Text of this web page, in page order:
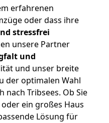
erfahrenen
oder dass ihre
stressfrei
unsere Partner
und
und unser breite
der optimalen Wahl
Tribsees. Ob Sie
ein großes Haus
Lösung für